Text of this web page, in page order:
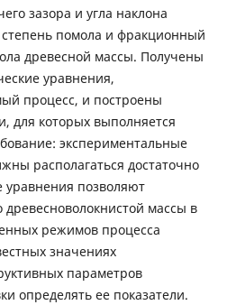
зазора и угла наклона
помола и фракционный
древесной массы. Получены
уравнения,
процесс, и построены
для которых выполняется
экспериментальные
располагаться достаточно
позволяют
древесноволокнистой массы в
режимов процесса
значениях
параметров
определять ее показатели.